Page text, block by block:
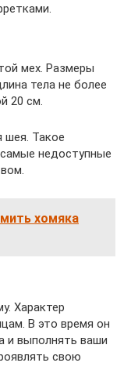
мех. Размеры
тела не более
20 см.
шея. Такое
недоступные
хомяка
Характер
В это время он
и выполнять ваши
свою